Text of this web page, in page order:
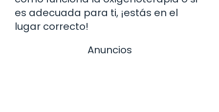
es adecuada para ti, ¡estás en el
lugar correcto!
Anuncios